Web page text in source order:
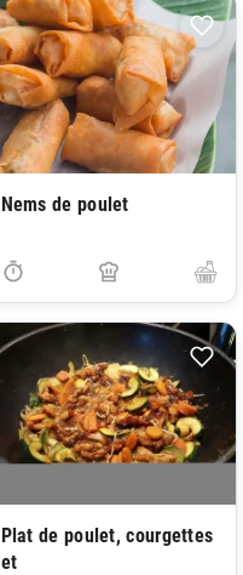
Nems de poulet
Plat de poulet, courgettes
et